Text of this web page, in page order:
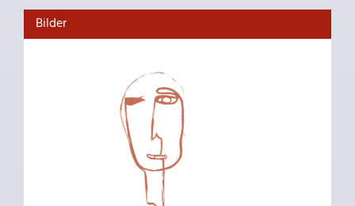
Bilder